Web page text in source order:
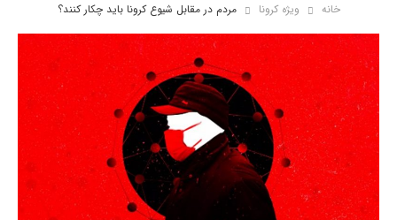
خانه ویژه کرونا مردم در مقابل شیوع کرونا باید چکار کنند؟